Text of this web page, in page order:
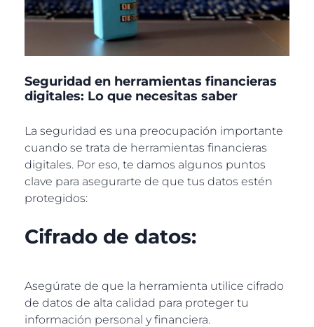
Seguridad en herramientas financieras
digitales: Lo que necesitas saber
La seguridad es una preocupación importante
cuando se trata de herramientas financieras
digitales. Por eso, te damos algunos puntos
clave para asegurarte de que tus datos estén
protegidos:
Cifrado de datos:
Asegúrate de que la herramienta utilice cifrado
de datos de alta calidad para proteger tu
información personal y financiera.